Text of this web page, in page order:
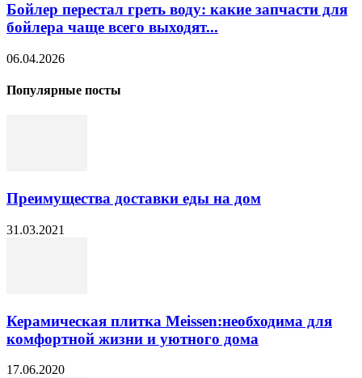
Бойлер перестал греть воду: какие запчасти для
бойлера чаще всего выходят...
06.04.2026
Популярные посты
Преимущества доставки еды на дом
31.03.2021
Керамическая плитка Meissen:необходима для
комфортной жизни и уютного дома
17.06.2020